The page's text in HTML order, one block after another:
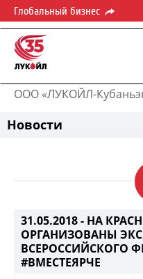
Глобальный бизнес
ООО «ЛУКОЙЛ-
Новости
31.05.2018 - НА
ОРГАНИЗОВАНЫ
ВСЕРОССИЙСКОГО
#ВМЕСТЕЯРЧЕ